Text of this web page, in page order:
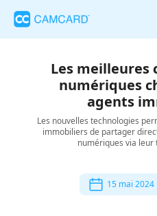
Les meilleures
numériques
agents
Les nouvelles technologies
immobiliers de partager
numériques via
15 mai 2024